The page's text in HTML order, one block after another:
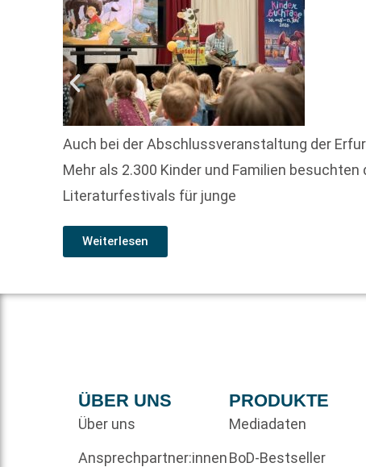
Auch bei der Abschlussveranstaltung der
Mehr als 2.300 Kinder und Familien
Literaturfestivals für junge
Weiterlesen
ÜBER UNS
Über uns
Ansprechpartner:innen
PRODUKTE
Mediadaten
BoD-Bestseller